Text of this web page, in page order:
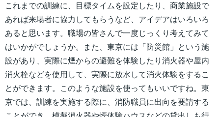
これまでの訓練に、目標タイムを設定したり、商業施設で
あれば来場者に協力してもらうなど、アイデアはいろいろ
あると思います。職場の皆さんで一度じっくり考えてみて
はいかがでしょうか。また、東京には「防災館」という施
設があり、実際に煙からの避難を体験したり消火器や屋内
消火栓などを使用して、実際に放水して消火体験をするこ
とができます。このような施設を使ってもいいですね。東
京では、訓練を実施する際に、消防職員に出向を要請する